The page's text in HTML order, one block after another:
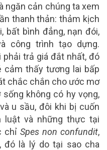
ngăn cản chúng ta xem
thanh thản: thảm kịch
bất bình đẳng, nạn đói,
công trình tạo dựng.
trả giá đắt nhất, đó
cảm thấy tương lai bấp
chắc chắn cho ước mơ
không có hy vọng,
u sầu, đôi khi bị cuốn
luật và những thực tại
chỉ Spes non confundit,
đó là lý do tại sao cha